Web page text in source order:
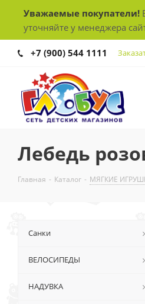
Уважаемые покупатели!
уточняйте у менеджера
+7 (900) 544 1111
Лебедь
Главная - Каталог - МЯГКИЕ
Санки
ВЕЛОСИПЕДЫ
НАДУВКА